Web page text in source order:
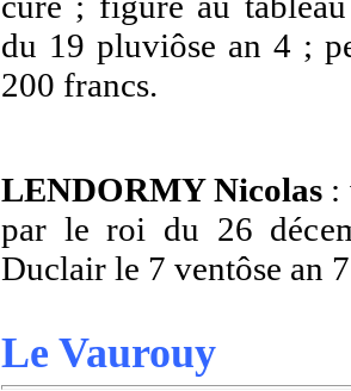
du 19 pluviôse an 4 ;
200 francs.
LENDORMY Nicolas :
par le roi du 26
Duclair le 7 ventôse an 7
Le Vaurouy